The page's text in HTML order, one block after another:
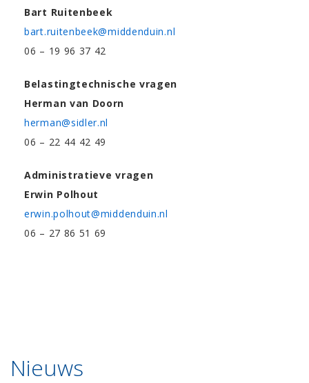
Bart Ruitenbeek
bart.ruitenbeek@middenduin.nl
06 – 19 96 37 42
Belastingtechnische vragen
Herman van Doorn
herman@sidler.nl
06 – 22 44 42 49
Administratieve vragen
Erwin Polhout
erwin.polhout@middenduin.nl
06 – 27 86 51 69
Nieuws